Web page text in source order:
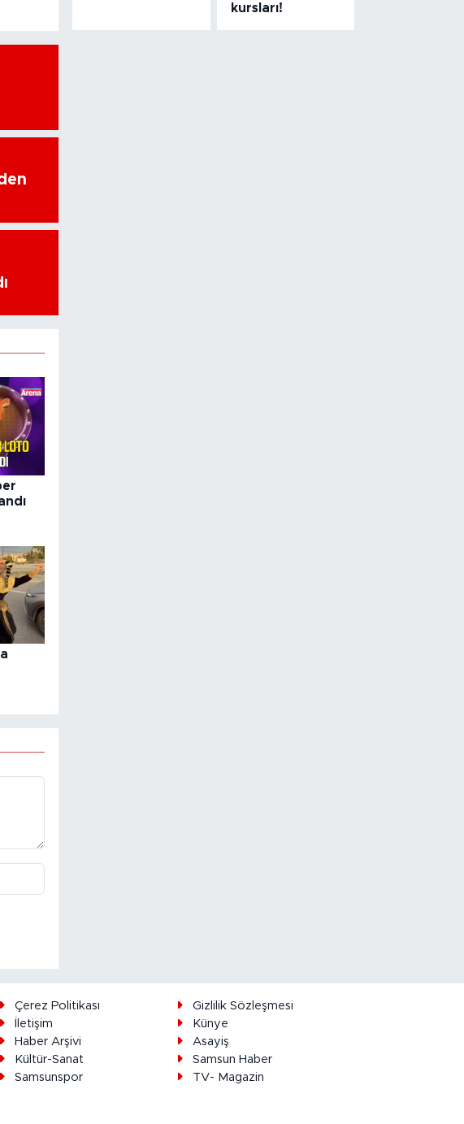
kursları!
Çerez Politikası
Gizlilik Sözleşmesi
İletişim
Künye
Haber Arşivi
Asayiş
Kültür-Sanat
Samsun Haber
Samsunspor
TV- Magazin